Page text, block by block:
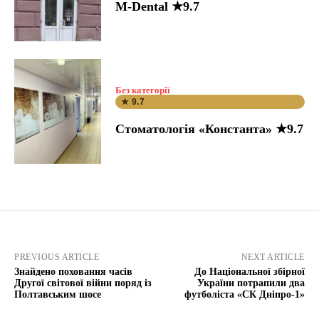
M-Dental ★9.7
Без категорії
★ 9.7
Стоматологія «Константа» ★9.7
PREVIOUS ARTICLE
Знайдено поховання часів
Другої світової війни поряд із
Полтавським шосе
NEXT ARTICLE
До Національної збірної
України потрапили два
футболіста «СК Дніпро-1»